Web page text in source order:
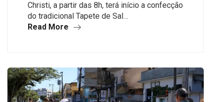
Christi, a partir das 8h, terá início a confecção
do tradicional Tapete de Sal…
Read More